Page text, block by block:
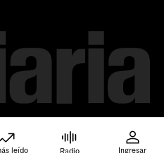
leído Radio Ingresar